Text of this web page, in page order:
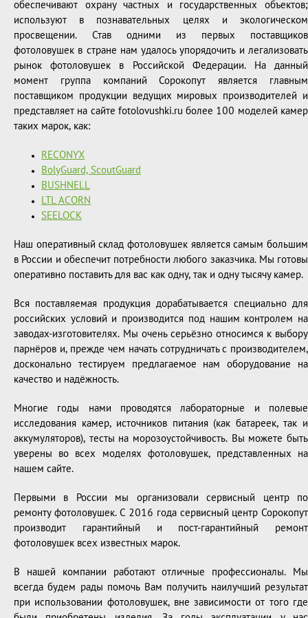
обеспечивают охрану частных и государственных объектов;
используют в познавательных целях и экологическом
просвещении. Став одними из первых поставщиков
фотоловушек в стране нам удалось упорядочить и легализовать
рынок фотоловушек в Российской Федерации. На данный
момент группа компаний Сорокопут является главным
поставщиком продукции ведущих мировых производителей и
представляет на сайте fotolovushki.ru более 100 моделей камер
таких марок, как:
RECONYX
BolyGuard, ScoutGuard
BUSHNELL
LTL ACORN
SEELOCK
Наш оперативный склад фотоловушек является самым большим
в России и обеспечит потребности любого заказчика. Мы готовы
оперативно поставить для вас как одну, так и одну тысячу камер.
Вся поставляемая продукция дорабатывается специально для
российских условий и производится под нашим контролем на
заводах-изготовителях. Мы очень серьёзно относимся к выбору
парнёров и, прежде чем начать сотрудничать с производителем,
досконально тестируем предлагаемое нам оборудование на
качество и надёжность.
Многие годы нами проводятся лабораторные и полевые
исследования камер, источников питания (как батареек, так и
аккумуляторов), тесты на морозоустойчивость. Вы можете быть
уверены во всех моделях фотоловушек, представленных на
нашем сайте.
Первыми в России мы организовали сервисный центр по
ремонту фотоловушек. С 2016 года сервисный центр Сорокопут
производит гарантийный и пост-гарантийный ремонт
фотоловушек всех известных марок.
В нашей компании работают отличные профессионалы. Мы
всегда будем рады помочь Вам получить наилучший результат
при использовании фотоловушек, вне зависимости от того где